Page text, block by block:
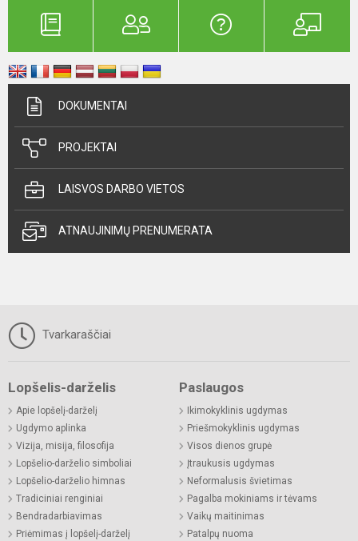
DOKUMENTAI
PROJEKTAI
LAISVOS DARBO VIETOS
ATNAUJINIMŲ PRENUMERATA
Tvarkaraščiai
Lopšelis-darželis
Apie lopšelį-darželį
Ugdymo aplinka
Vizija, misija, filosofija
Lopšelio-darželio simboliai
Lopšelio-darželio himnas
Tradiciniai renginiai
Bendradarbiavimas
Priėmimas į lopšelį-darželį
Paslaugos
Ikimokyklinis ugdymas
Priešmokyklinis ugdymas
Visos dienos grupė
Įtraukusis ugdymas
Neformalusis švietimas
Pagalba mokiniams ir tėvams
Vaikų maitinimas
Patalpų nuoma